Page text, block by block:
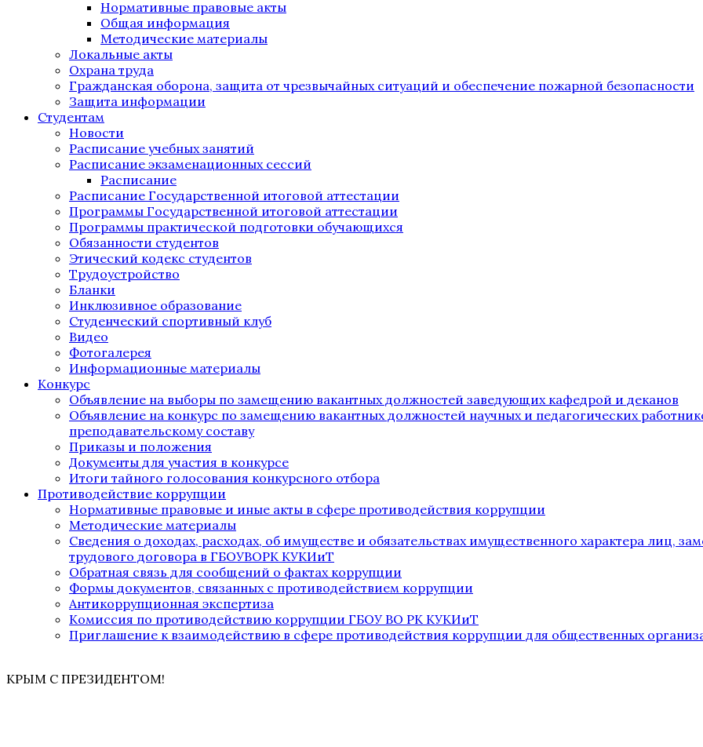
Нормативные правовые акты
Общая информация
Методические материалы
Локальные акты
Охрана труда
Гражданская оборона, защита от чрезвычайных ситуаций и обеспечение пожарной безопасности
Защита информации
Студентам
Новости
Расписание учебных занятий
Расписание экзаменационных сессий
Расписание
Расписание Государственной итоговой аттестации
Программы Государственной итоговой аттестации
Программы практической подготовки обучающихся
Обязанности студентов
Этический кодекс студентов
Трудоустройство
Бланки
Инклюзивное образование
Студенческий спортивный клуб
Видео
Фотогалерея
Информационные материалы
Конкурс
Объявление на выборы по замещению вакантных должностей заведующих кафедрой и деканов
Объявление на конкурс по замещению вакантных должностей научных и педагогических
преподавательскому составу
Приказы и положения
Документы для участия в конкурсе
Итоги тайного голосования конкурсного отбора
Противодействие коррупции
Нормативные правовые и иные акты в сфере противодействия коррупции
Методические материалы
Сведения о доходах, расходах, об имуществе и обязательствах имущественного характера лиц,
трудового договора в ГБОУВОРК КУКИиТ
Обратная связь для сообщений о фактах коррупции
Формы документов, связанных с противодействием коррупции
Антикоррупционная экспертиза
Комиссия по противодействию коррупции ГБОУ ВО РК КУКИиТ
Приглашение к взаимодействию в сфере противодействия коррупции для общественных
КРЫМ С ПРЕЗИДЕНТОМ!